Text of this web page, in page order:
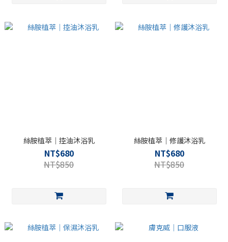
絲胺植萃｜控油沐浴乳
NT$680
NT$850
絲胺植萃｜修護沐浴乳
NT$680
NT$850